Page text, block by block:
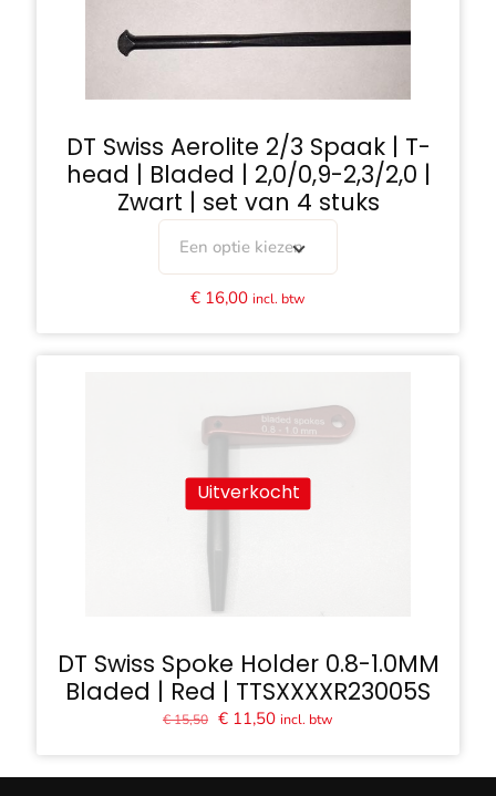
DT Swiss Aerolite 2/3 Spaak | T-
head | Bladed | 2,0/0,9-2,3/2,0 |
Zwart | set van 4 stuks
Een optie kiezen
€ 16,00 incl. btw
Uitverkocht
DT Swiss Spoke Holder 0.8-1.0MM
Bladed | Red | TTSXXXXR23005S
€15,50 Oorspronkelijke
€ 15,50.
€ 11,50Huidige
€ 11,50.
incl. btw